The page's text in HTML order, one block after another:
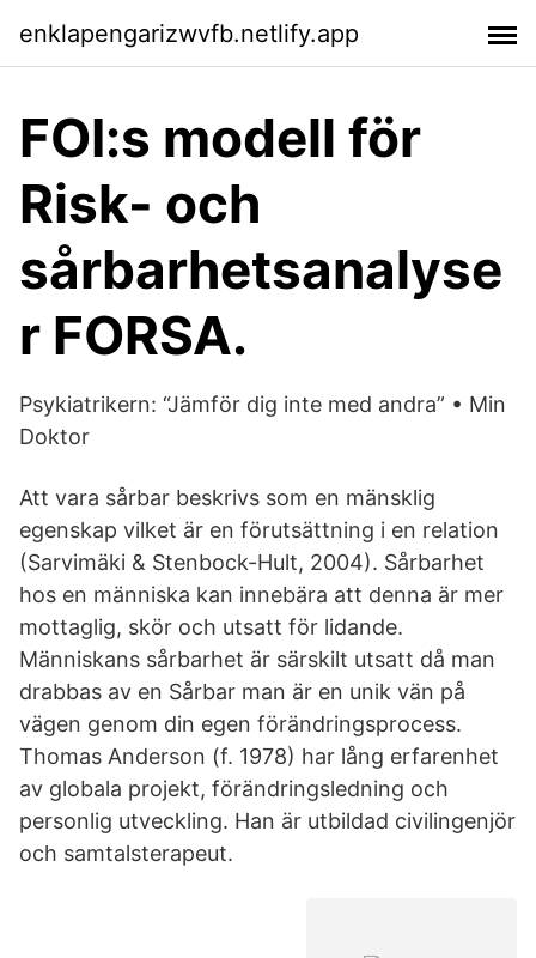
enklapengarizwvfb.netlify.app
FOI:s modell för
Risk- och
sårbarhetsanalyse
r FORSA.
Psykiatrikern: “Jämför dig inte med andra” • Min
Doktor
Att vara sårbar beskrivs som en mänsklig
egenskap vilket är en förutsättning i en relation
(Sarvimäki & Stenbock-Hult, 2004). Sårbarhet
hos en människa kan innebära att denna är mer
mottaglig, skör och utsatt för lidande.
Människans sårbarhet är särskilt utsatt då man
drabbas av en Sårbar man är en unik vän på
vägen genom din egen förändringsprocess.
Thomas Anderson (f. 1978) har lång erfarenhet
av globala projekt, förändringsledning och
personlig utveckling. Han är utbildad civilingenjör
och samtalsterapeut.